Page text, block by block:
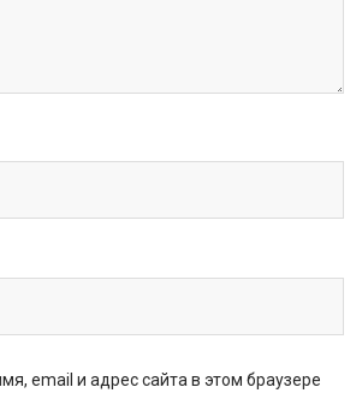
email и адрес сайта в этом браузере